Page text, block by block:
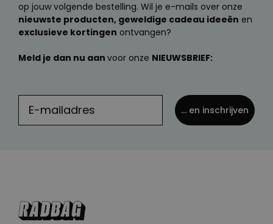
op jouw volgende bestelling. Wil je e-mails over onze
nieuwste producten, geweldige cadeau ideeën en
exclusieve kortingen ontvangen?
Meld je dan nu aan voor onze NIEUWSBRIEF:
... en inschrijven